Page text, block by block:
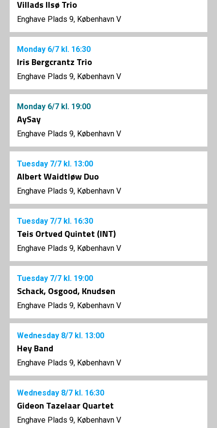
Villads Ilsø Trio
Enghave Plads 9, København V
Monday 6/7 kl. 16:30
Iris Bergcrantz Trio
Enghave Plads 9, København V
Monday 6/7 kl. 19:00
AySay
Enghave Plads 9, København V
Tuesday 7/7 kl. 13:00
Albert Waidtløw Duo
Enghave Plads 9, København V
Tuesday 7/7 kl. 16:30
Teis Ortved Quintet (INT)
Enghave Plads 9, København V
Tuesday 7/7 kl. 19:00
Schack, Osgood, Knudsen
Enghave Plads 9, København V
Wednesday 8/7 kl. 13:00
Hey Band
Enghave Plads 9, København V
Wednesday 8/7 kl. 16:30
Gideon Tazelaar Quartet
Enghave Plads 9, København V